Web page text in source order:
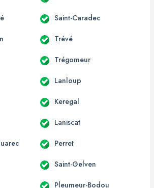
Saint-Caradec
Trévé
Trégomeur
Lanloup
Keregal
Laniscat
Perret
Saint-Gelven
Pleumeur-Bodou